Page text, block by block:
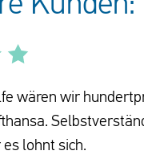
wären wir
lohnt sich.